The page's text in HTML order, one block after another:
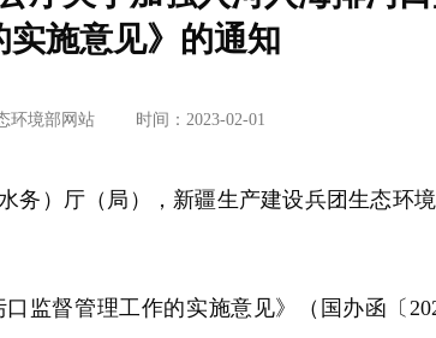
实施意见》的通知
环境部网站 时间：2023-02-01
）厅（局），新疆生产建设兵团生态环境
督管理工作的实施意见》（国办函〔